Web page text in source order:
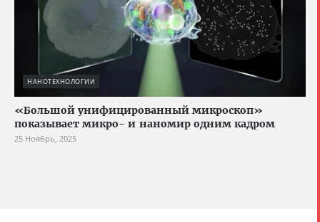
НАНОТЕХНОЛОГИИ
«Большой унифицированный микроскоп»
показывает микро- и наномир одним кадром
25 Ноябрь, 2025